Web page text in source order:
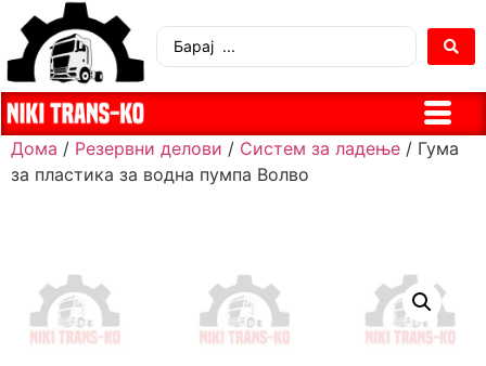
Дома / Резервни делови / Систем за ладење / Гума
за пластика за водна пумпа Волво